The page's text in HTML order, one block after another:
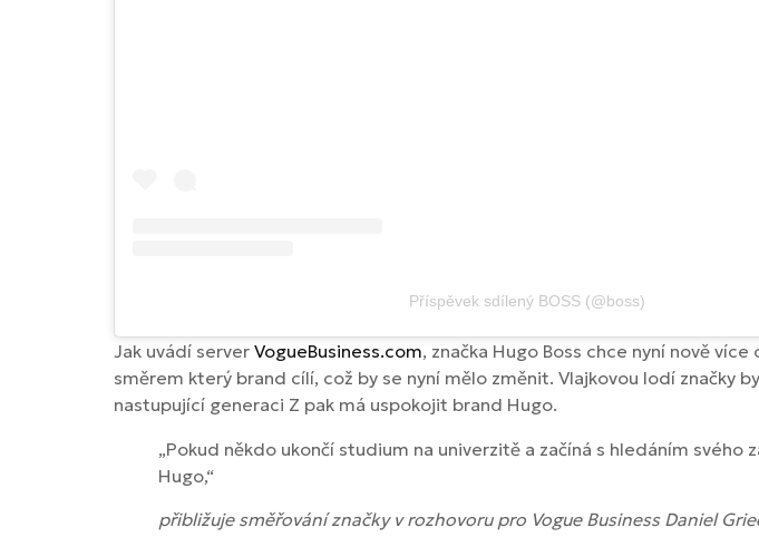
Příspěvek sdílený BOSS (@boss)
Jak uvádí server VogueBusiness.com, značka Hugo Boss chce nyní nově
směrem který brand cílí, což by se nyní mělo změnit. Vlajkovou lodí značky
nastupující generaci Z pak má uspokojit brand Hugo.
„Pokud někdo ukončí studium na univerzitě a začíná s hledáním
Hugo,“
přibližuje směřování značky v rozhovoru pro Vogue Business Daniel